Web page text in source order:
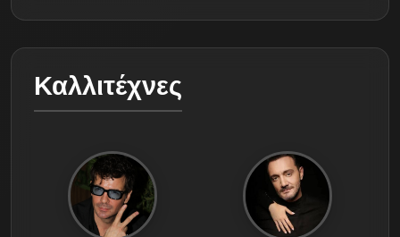
Καλλιτέχνες